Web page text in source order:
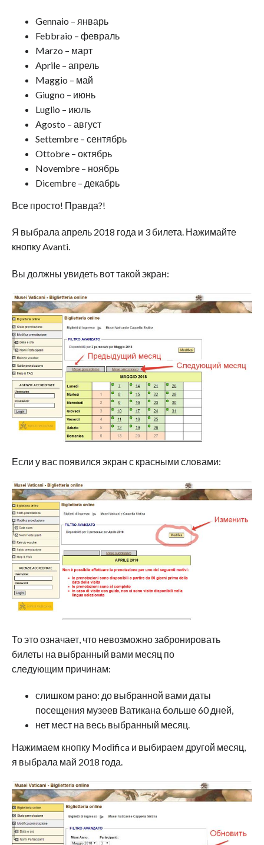
Gennaio – январь
Febbraio – февраль
Marzo – март
Aprile – апрель
Maggio – май
Giugno – июнь
Luglio – июль
Agosto – август
Settembre – сентябрь
Ottobre – октябрь
Novembre – ноябрь
Dicembre – декабрь
Все просто! Правда?!
Я выбрала апрель 2018 года и 3 билета. Нажимайте
кнопку Avanti.
Вы должны увидеть вот такой экран:
Если у вас появился экран с красными словами:
То это означает, что невозможно забронировать
билеты на выбранный вами месяц по
следующим причинам:
слишком рано: до выбранной вами даты
посещения музеев Ватикана больше 60 дней,
нет мест на весь выбранный месяц.
Нажимаем кнопку Modifica и выбираем другой месяц,
я выбрала май 2018 года.